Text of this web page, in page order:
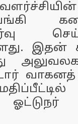
இதன்
வாகனத்